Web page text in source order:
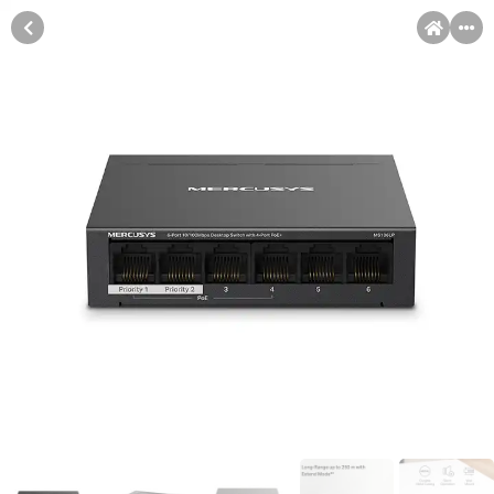
Račun
Pomoć pri kupovini
Sve je lakše kad se podijeli!